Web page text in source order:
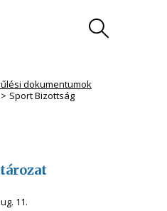
dokumentumok
Sport Bizottság
11.